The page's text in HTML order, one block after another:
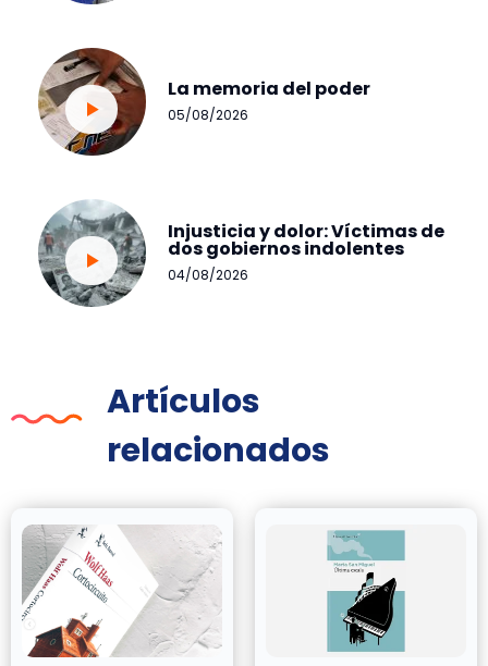
La memoria del poder
05/08/2026
Injusticia y dolor: Víctimas de
dos gobiernos indolentes
04/08/2026
Artículos
relacionados